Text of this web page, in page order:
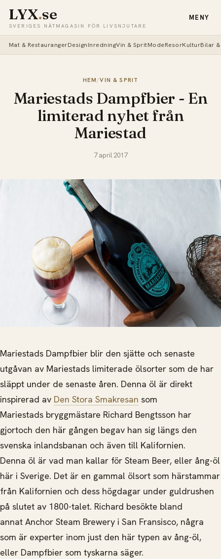
LYX.se
SVERIGES NÄTMAGASIN FÖR LIVSNJUTARE
MENY
Mat & RestaurangerDesignInredningVin & SpritModeResorKulturBilar
HEM/VIN & SPRIT
Mariestads Dampfbier - En
limiterad nyhet från
Mariestad
7 april 2017
Mariestads Dampfbier blir den sjätte och senaste
utgåvan av Mariestads limiterade ölsorter som de har
släppt under de senaste åren. Denna öl är direkt
inspirerad av Den Stora Smakresan som
Mariestads bryggmästare Richard Bengtsson har
gjortoch den här gången begav han sig längs den
svenska inlandsbanan och även till Kalifornien.
Denna öl är vad man kallar för Steam Beer, eller ång-öl
här i Sverige. Det är en gammal ölsort som härstammar
från Kalifornien och dess högdagar under guldrushen
på slutet av 1800-talet. Richard besökte bland
annat Anchor Steam Brewery i San Fransisco, några
som är experter inom just den här typen av ång-öl,
eller Dampfbier som tyskarna säger.